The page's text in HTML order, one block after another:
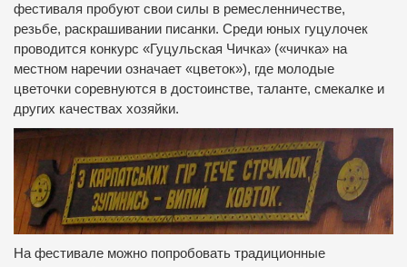
фестиваля пробуют свои силы в ремесленничестве,
резьбе, раскрашивании писанки. Среди юных гуцулочек
проводится конкурс «Гуцульская Чичка» («чичка» на
местном наречии означает «цветок»), где молодые
цветочки соревнуются в достоинстве, таланте, смекалке и
других качествах хозяйки.
На фестивале можно попробовать традиционные